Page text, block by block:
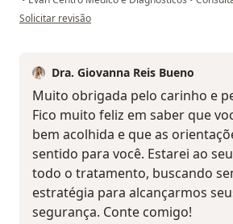
na opinião do utilizador Evanide Merighi Pires
Solicitar revisão
Dra. Giovanna Reis Bueno
Muito obrigada pelo carinho e
Fico muito feliz em saber que
bem acolhida e que as
sentido para você. Estarei ao
todo o tratamento, buscando
estratégia para alcançarmos
segurança. Conte comigo!